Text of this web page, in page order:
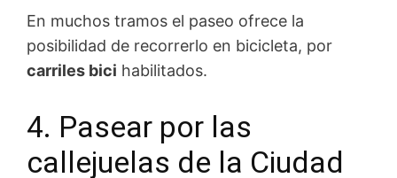
En muchos tramos el paseo ofrece la
posibilidad de recorrerlo en bicicleta, por
carriles bici habilitados.
4. Pasear por las
callejuelas de la Ciudad